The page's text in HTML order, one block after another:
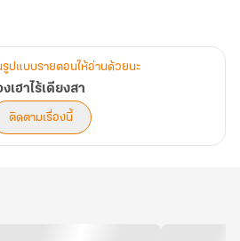
รูปแบบรายตอนให้อ่านด้วยนะ
เฮาไร้เดียงสา
ติดตามเรื่องนี้